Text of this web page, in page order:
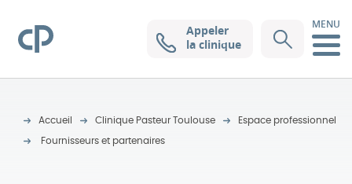
Clinique Pasteur
Appeler
la clinique
MENU
Accueil Clinique Pasteur Toulouse Espace professionnel
Fournisseurs et partenaires